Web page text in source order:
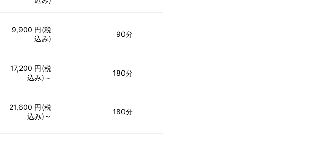
9,900 円(税
込み)
90分
17,200 円(税
込み)～
180分
21,600 円(税
込み)～
180分